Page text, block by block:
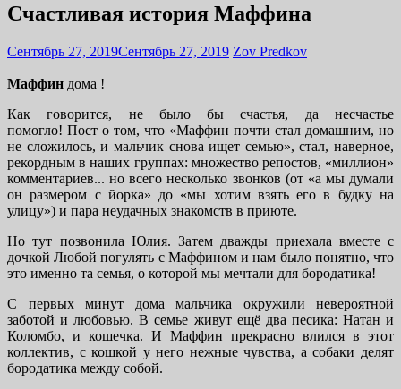
Счастливая история Маффина
Сентябрь 27, 2019Сентябрь 27, 2019 Zov Predkov
Маффин дома !
Как говорится, не было бы счастья, да несчастье
помогло! Пост о том, что «Маффин почти стал домашним, но
не сложилось, и мальчик снова ищет семью», стал, наверное,
рекордным в наших группах: множество репостов, «миллион»
комментариев... но всего несколько звонков (от «а мы думали
он размером с йорка» до «мы хотим взять его в будку на
улицу») и пара неудачных знакомств в приюте.
Но тут позвонила Юлия. Затем дважды приехала вместе с
дочкой Любой погулять с Маффином и нам было понятно, что
это именно та семья, о которой мы мечтали для бородатика!
С первых минут дома мальчика окружили невероятной
заботой и любовью. В семье живут ещё два песика: Натан и
Коломбо, и кошечка. И Маффин прекрасно влился в этот
коллектив, с кошкой у него нежные чувства, а собаки делят
бородатика между собой.